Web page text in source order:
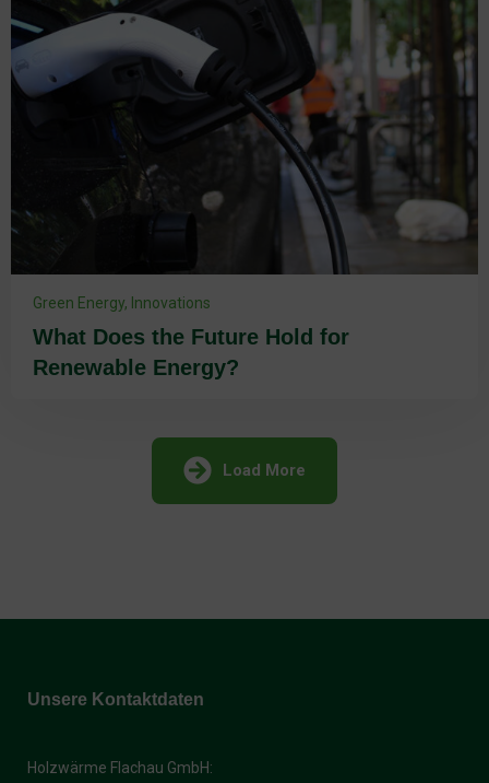
Green Energy, Innovations
What Does the Future Hold for
Renewable Energy?
Load More
Unsere Kontaktdaten
Holzwärme Flachau GmbH: